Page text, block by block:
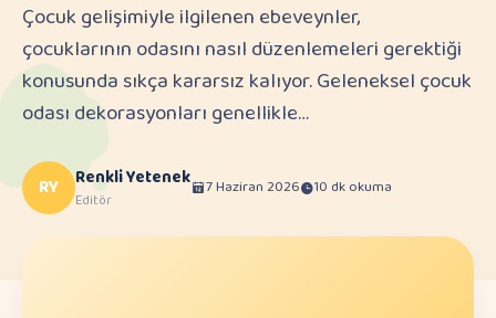
Çocuk gelişimiyle ilgilenen ebeveynler,
çocuklarının odasını nasıl düzenlemeleri gerektiği
konusunda sıkça kararsız kalıyor. Geleneksel çocuk
odası dekorasyonları genellikle…
RY Renkli Yetenek
Editör
7 Haziran 2026 10 dk okuma